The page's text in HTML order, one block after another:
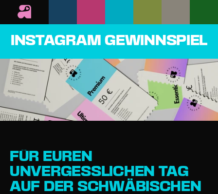
INSTAGRAM GEWINNSPIEL
FÜR EUREN
UNVERGESSLICHEN TAG
AUF DER SCHWÄBISCHEN